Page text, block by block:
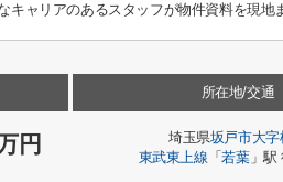
キャリアのあるスタッフが物件資料を現
円
所在地/交通
埼玉県坂戸市大字
東武東上線 「若葉」駅